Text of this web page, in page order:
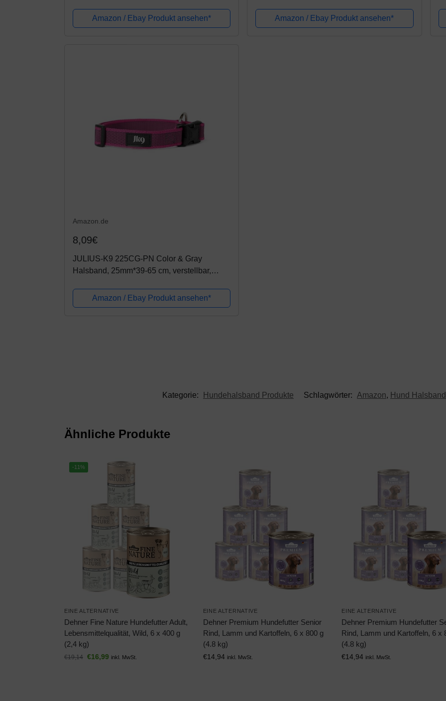
Amazon / Ebay Produkt ansehen* Amazon / Ebay Produkt ansehen*
Amazon.de
8,09€
JULIUS-K9 225CG-PN Color & Gray
Halsband, 25mm*39-65 cm, verstellbar,
Amazon / Ebay Produkt ansehen*
Kategorie: Hundehalsband Produkte Schlagwörter: Amazon, Hund Halsband
Ähnliche Produkte
-11%
EINE ALTERNATIVE
Dehner Fine Nature Hundefutter Adult,
Lebensmittelqualität, Wild, 6 x 400 g
(2,4 kg)
€19,14 €16,99 inkl. MwSt.
EINE ALTERNATIVE
Dehner Premium Hundefutter Senior
Rind, Lamm und Kartoffeln, 6 x 800 g
(4.8 kg)
€14,94 inkl. MwSt.
EINE ALTERNATIVE
Dehner Premium Hundefutter
Rind, Lamm und Kartoffeln, 6 x
(4.8 kg)
€14,94 inkl. MwSt.